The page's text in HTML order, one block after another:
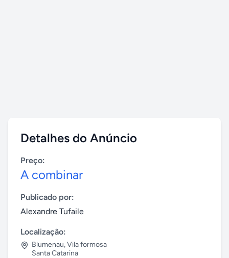
Detalhes do Anúncio
Preço:
A combinar
Publicado por:
Alexandre Tufaile
Localização:
Blumenau,Vila formosa
Santa Catarina